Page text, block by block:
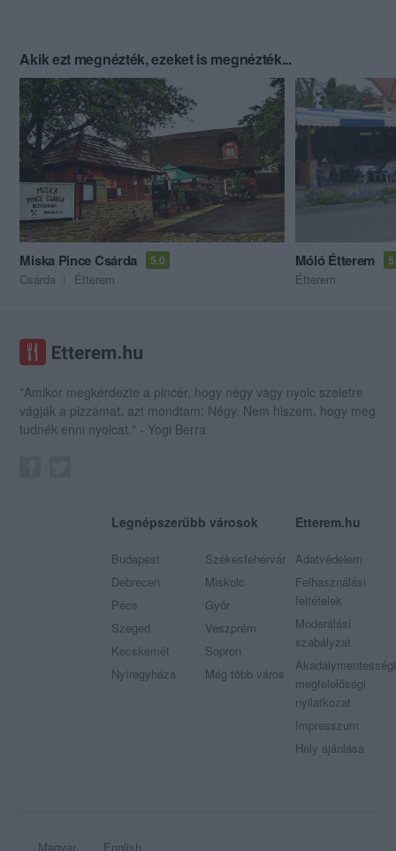
Akik ezt megnézték, ezeket is megnézték...
Miska Pince Csárda 5.0
Csárda Étterem
Móló Étterem
Étterem
"Amikor megkérdezte a pincér, hogy négy vagy nyolc szeletre
vágják a pizzámat, azt mondtam; Négy. Nem hiszem, hogy meg
tudnék enni nyolcat." - Yogi Berra
Legnépszerűbb városok
Budapest
Debrecen
Pécs
Szeged
Kecskemét
Nyíregyháza
Székesfehérvár
Miskolc
Győr
Veszprém
Sopron
Még több város
Etterem.hu
Adatvédelem
Felhasználási
feltételek
Moderálási
szabályzat
Akadálymentességi
megfelelőségi
nyilatkozat
Impresszum
Hely ajánlása
Magyar English